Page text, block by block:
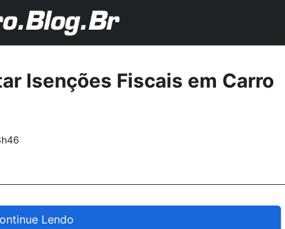
Isenções Fiscais em Carro
Lendo